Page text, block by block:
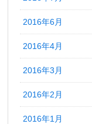
2016年6月
2016年4月
2016年3月
2016年2月
2016年1月